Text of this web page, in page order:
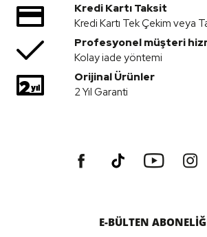
Kredi Kartı Taksit
Kredi Kartı Tek Çekim veya
Profesyonel müşteri
Kolay iade yöntemi
Orijinal Ürünler
2 Yıl Garanti
E-BÜLTEN